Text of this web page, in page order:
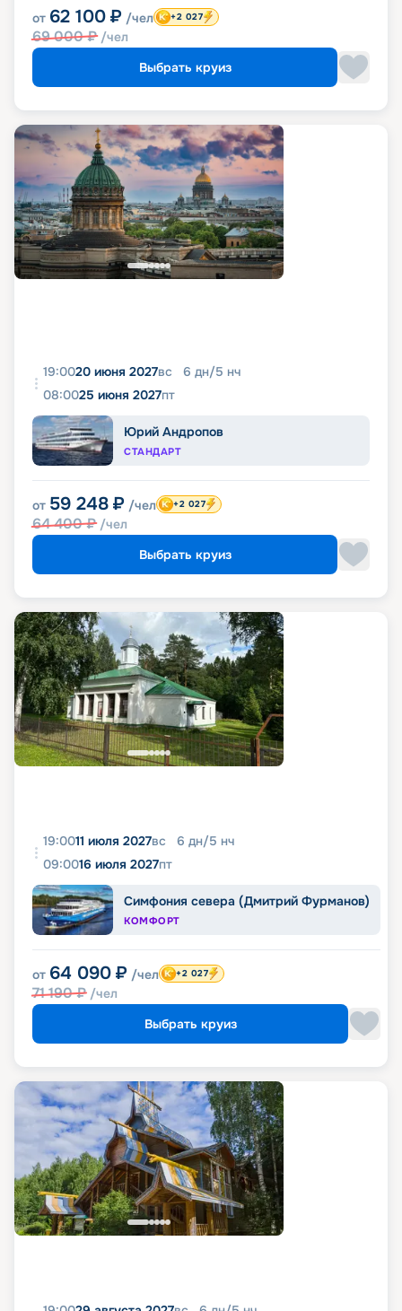
от 62 100 ₽ /чел
69 000₽ /чел
+2 027
Выбрать круиз
19:0020 июня 2027вс 6 дн/5 нч
08:0025 июня 2027пт
Юрий Андропов
СТАНДАРТ
от 59 248 ₽ /чел
64 400₽ /чел
+2 027
Выбрать круиз
19:0011 июля 2027вс 6 дн/5 нч
09:0016 июля 2027пт
Симфония севера (Дмитрий Фурманов)
КОМФОРТ
от 64 090 ₽ /чел
71 190₽ /чел
+2 027
Выбрать круиз